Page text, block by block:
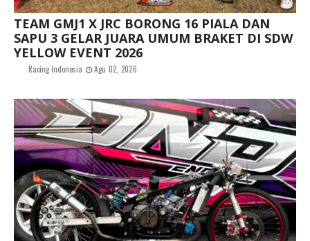
TEAM GMJ1 X JRC BORONG 16 PIALA DAN
SAPU 3 GELAR JUARA UMUM BRAKET DI SDW
YELLOW EVENT 2026
Racing Indonesia Agu 02, 2026